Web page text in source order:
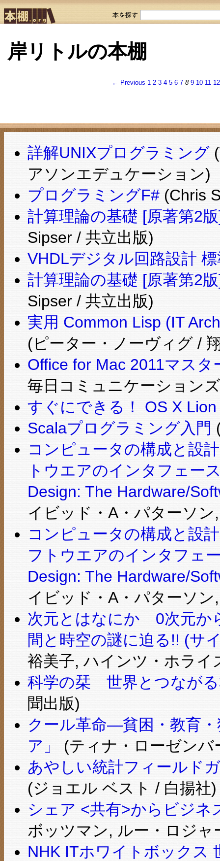
本を探す
岸リトルの本棚
← Previous 1 2 3 4 5 6 7 8 9 10 11 12
詳解UNIXプログラミング
アソンエデュケーション)
プログラミングF#(Chris
計算理論の基礎 [原著第2
Sipser / 共立出版)
VHDLデジタル回路設計
計算理論の基礎 [原著第2
Sipser / 共立出版)
実用 Common Lisp (IT
(ピーター・ノーヴィグ /
Office for Mac 2011マス
毎日コミュニケーション
すぐにできる！ OS X Lion
Scalaプログラミング入門
コンピュータの構成と設
トウエアのインタフェー
Design: The Hardware/
イビッド・A・パターソ
コンピュータの構成と
フトウエアのインタフェ
Design: The Hardware/
イビッド・A・パターソ
次元とはなにか 0次元か
間と時空の謎に迫る!! (サ
裕美子, ハインツ・ホラ
科学の栞 世界とつながる
聞出版)
クール革命―貧困・教育
ア」
(ティナ・ローゼンバ
あやしい統計フィールド
(ジョエル ベスト / 白揚社)
シェア <共有>からビジネ
ボッツマン, ルー・ロジャ
NHK ITホワイトボックス